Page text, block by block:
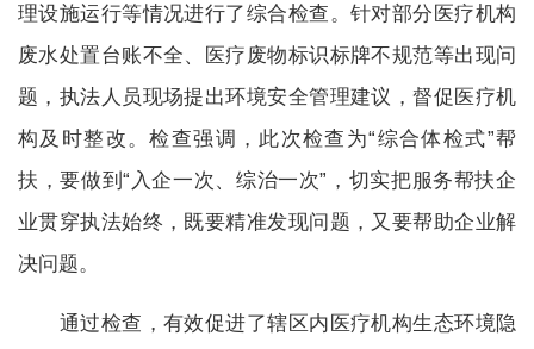
理设施运行等情况进行了综合检查。针对部分医疗机构
废水处置台账不全、医疗废物标识标牌不规范等出现问
题，执法人员现场提出环境安全管理建议，督促医疗机
构及时整改。检查强调，此次检查为“综合体检式”帮
扶，要做到“入企一次、综治一次”，切实把服务帮扶企
业贯穿执法始终，既要精准发现问题，又要帮助企业解
决问题。
通过检查，有效促进了辖区内医疗机构生态环境隐